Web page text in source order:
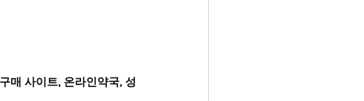
매 사이트, 온라인약국, 성